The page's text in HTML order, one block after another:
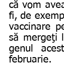
că vom
fi, de
vaccinare
să mergeţi
genul
februarie.